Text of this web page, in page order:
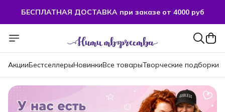
БЕСПЛАТНАЯ ДОСТАВКА при заказе от 4000 руб
АкцииБестселлерыНовинкиВсе товарыТворческие подборки